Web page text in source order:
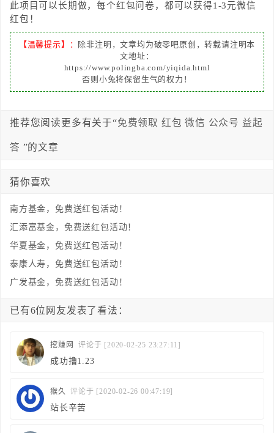
此项目可以长期做，每个红包问卷，都可以获得1-3元微信
红包！
【温馨提示】：
除非注明，文章均为破零吧原创，转载请注明本
文地址：
https://www.polingba.com/yiqida.html
否则小兔将保留生气的权力！
推荐您阅读更多有关于“免费领取 红包 微信 公众号 益起
答 ”的文章
猜你喜欢
南方基金，免费送红包活动！
汇添富基金，免费送红包活动！
华夏基金，免费送红包活动！
泰康人寿，免费送红包活动！
广发基金，免费送红包活动！
已有6位网友发表了看法：
挖赚网 评论于 [2020-02-25 23:27:11]
成功撸1.23
猴久 评论于 [2020-02-26 00:47:19]
站长辛苦